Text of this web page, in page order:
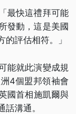
最快這禮拜可能
發動，這是美國
評估相符。」
能就此演變成規
4個盟邦領袖會
國首相施凱爾與
溝通。